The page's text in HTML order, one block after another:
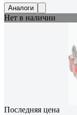
Аналоги
Нет в наличии
Последняя цена